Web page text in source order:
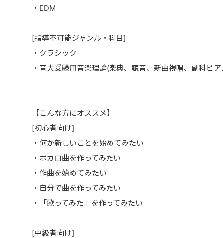
・EDM
[指導不可能ジャンル・科目]
・クラシック
・音大受験用音楽理論(楽典、聴音、新曲視唱、副科ピ
【こんな方にオススメ】
[初心者向け]
・何か新しいことを始めてみたい
・ボカロ曲を作ってみたい
・作曲を始めてみたい
・自分で曲を作ってみたい
・「歌ってみた」を作ってみたい
[中級者向け]